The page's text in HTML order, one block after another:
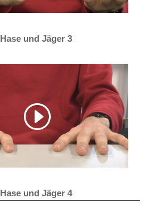
Hase und Jäger 3
Hase und Jäger 4